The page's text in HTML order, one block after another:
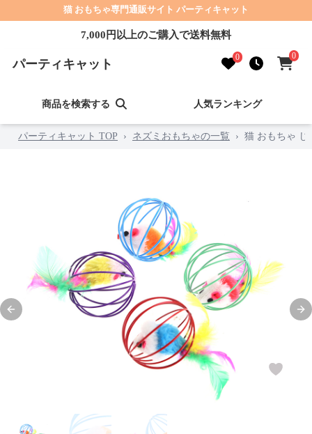
猫 おもちゃ専門通販サイト パーティキャット
7,000円以上のご購入で送料無料
パーティキャット 0 0
商品を検索する 人気ランキング
パーティキャット TOP › ネズミおもちゃの一覧 › 猫 おもちゃ じ
Previous slide